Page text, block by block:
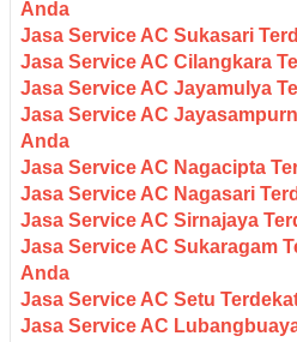
Anda
Jasa Service AC Sukasari
Jasa Service AC Cilangkara
Jasa Service AC Jayamulya
Jasa Service AC
Anda
Jasa Service AC Nagacipta
Jasa Service AC Nagasari
Jasa Service AC Sirnajaya
Jasa Service AC Sukaragam
Anda
Jasa Service AC Setu
Jasa Service AC